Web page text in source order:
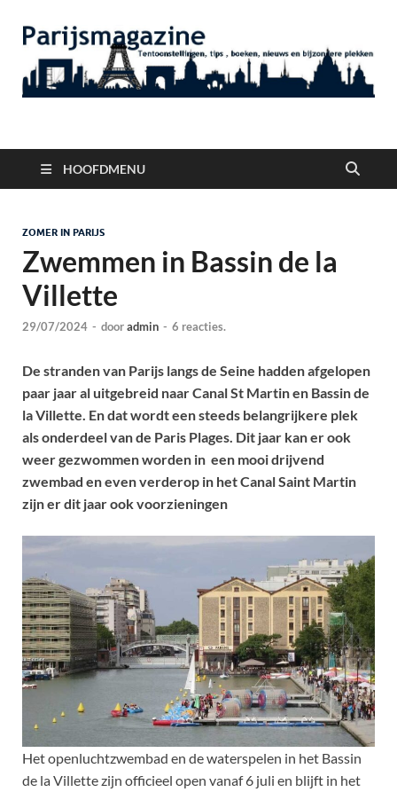
Parijsmagazine
HOOFDMENU
ZOMER IN PARIJS
Zwemmen in Bassin de la
Villette
29/07/2024 - dooradmin - 6 reacties.
De stranden van Parijs langs de Seine hadden afgelopen
paar jaar al uitgebreid naar Canal St Martin en Bassin de
la Villette. En dat wordt een steeds belangrijkere plek
als onderdeel van de Paris Plages. Dit jaar kan er ook
weer gezwommen worden in een mooi drijvend
zwembad en even verderop in het Canal Saint Martin
zijn er dit jaar ook voorzieningen
Het openluchtzwembad en de waterspelen in het Bassin
de la Villette zijn officieel open vanaf 6 juli en blijft in het